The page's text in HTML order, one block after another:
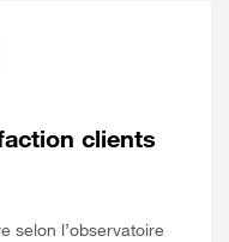
clients
selon l’observatoire